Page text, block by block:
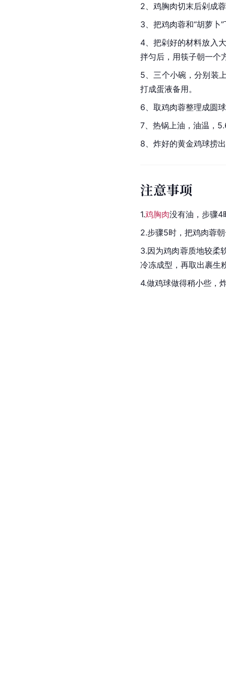
2、鸡胸肉切末后剁成
3、把鸡肉蓉和“胡萝卜
4、把剁好的材料放入
拌匀后，用筷子朝一个
5、三个小碗，分别装
打成蛋液备用。
6、取鸡肉蓉整理成圆球
7、热锅上油，油温，
8、炸好的黄金鸡球捞
注意事项
1.鸡胸肉没有油，步骤4
2.步骤5时，把鸡肉蓉
3.因为鸡肉蓉质地较柔
冷冻成型，再取出裹生
4.做鸡球做得稍小些，